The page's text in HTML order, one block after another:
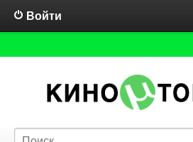
Войти